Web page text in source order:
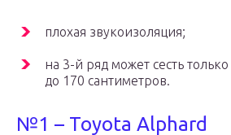
плохая звукоизоляция;
на 3-й ряд может сесть
до 170 сантиметров.
№1 – Toyota Alphard